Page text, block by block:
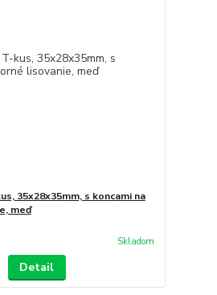
35x28x35mm, s koncami na
meď
Skladom
Detail